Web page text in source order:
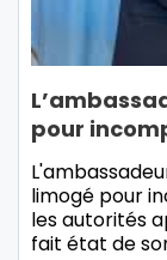
pour
limogé pour
les autorités
fait état de